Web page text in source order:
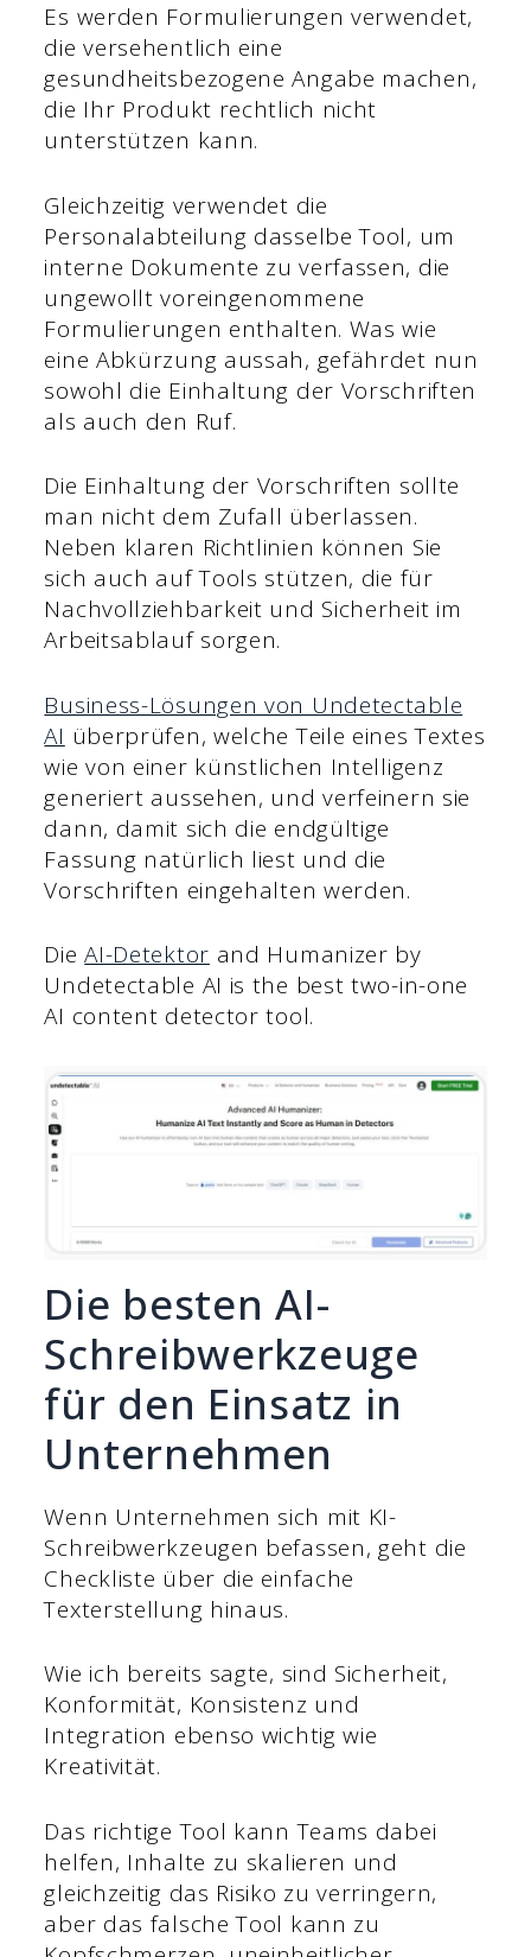
Es werden Formulierungen verwendet,
die versehentlich eine
gesundheitsbezogene Angabe machen,
die Ihr Produkt rechtlich nicht
unterstützen kann.
Gleichzeitig verwendet die
Personalabteilung dasselbe Tool, um
interne Dokumente zu verfassen, die
ungewollt voreingenommene
Formulierungen enthalten. Was wie
eine Abkürzung aussah, gefährdet nun
sowohl die Einhaltung der Vorschriften
als auch den Ruf.
Die Einhaltung der Vorschriften sollte
man nicht dem Zufall überlassen.
Neben klaren Richtlinien können Sie
sich auch auf Tools stützen, die für
Nachvollziehbarkeit und Sicherheit im
Arbeitsablauf sorgen.
Business-Lösungen von Undetectable
AI überprüfen, welche Teile eines Textes
wie von einer künstlichen Intelligenz
generiert aussehen, und verfeinern sie
dann, damit sich die endgültige
Fassung natürlich liest und die
Vorschriften eingehalten werden.
DieAI-Detektor and Humanizer by
Undetectable AI is the best two-in-one
AI content detector tool.
Die besten AI-
Schreibwerkzeuge
für den Einsatz in
Unternehmen
Wenn Unternehmen sich mit KI-
Schreibwerkzeugen befassen, geht die
Checkliste über die einfache
Texterstellung hinaus.
Wie ich bereits sagte, sind Sicherheit,
Konformität, Konsistenz und
Integration ebenso wichtig wie
Kreativität.
Das richtige Tool kann Teams dabei
helfen, Inhalte zu skalieren und
gleichzeitig das Risiko zu verringern,
aber das falsche Tool kann zu